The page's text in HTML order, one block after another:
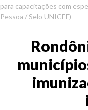
para capacitações com
Pessoa / Selo UNICEF)